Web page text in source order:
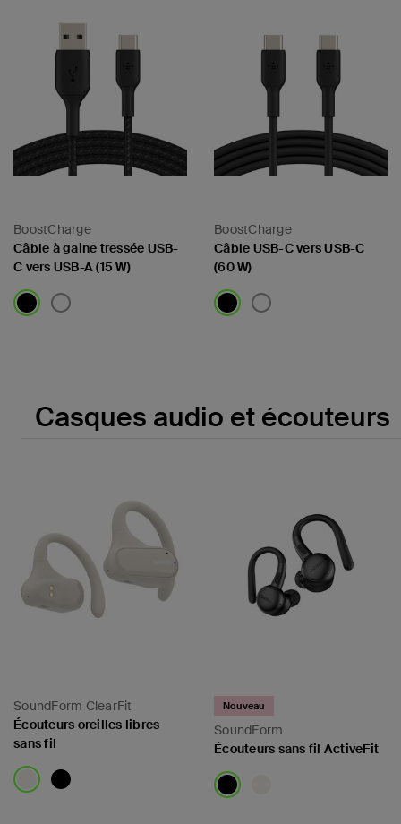
BoostCharge
Câble à gaine tressée USB-
C vers USB-A (15 W)
BoostCharge
Câble USB-C vers USB-C
(60 W)
Casques audio et écouteurs
SoundForm ClearFit
Écouteurs oreilles libres
sans fil
SoundForm
Nouveau
Écouteurs sans fil ActiveFit